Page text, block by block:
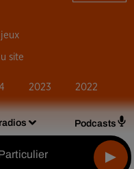
Podcasts
site
2023 2022